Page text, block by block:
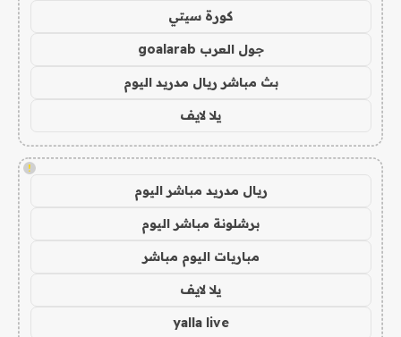
كورة سيتي
جول العرب goalarab
بث مباشر ريال مدريد اليوم
يلا لايف
!
ريال مدريد مباشر اليوم
برشلونة مباشر اليوم
مباريات اليوم مباشر
يلا لايف
yalla live